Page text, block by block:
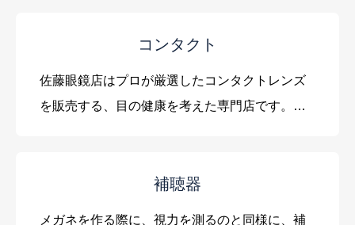
コンタクト
佐藤眼鏡店はプロが厳選したコンタクトレンズ
を販売する、目の健康を考えた専門店です。ま
ービジョン」をはじめ、他にも多数ご用意して
補聴器
メガネを作る際に、視力を測るのと同様に、補